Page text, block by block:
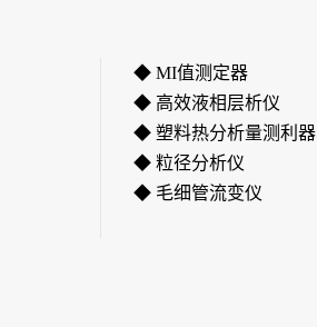
◆ MI值测定器
◆ 高效液相层析仪
◆ 塑料热分析量测利器
◆ 粒径分析仪
◆ 毛细管流变仪